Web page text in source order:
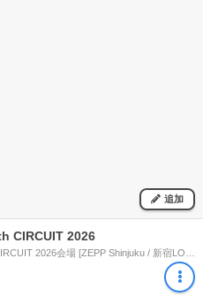
追加
CIRCUIT 2026